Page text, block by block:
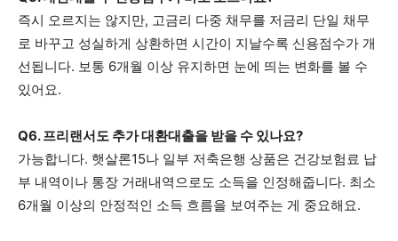
즉시 오르지는 않지만, 고금리 다중 채무를 저금리 단일 채무
로 바꾸고 성실하게 상환하면 시간이 지날수록 신용점수가 개
선됩니다. 보통 6개월 이상 유지하면 눈에 띄는 변화를 볼 수
있어요.
Q6. 프리랜서도 추가 대환대출을 받을 수 있나요?
가능합니다. 햇살론15나 일부 저축은행 상품은 건강보험료 납
부 내역이나 통장 거래내역으로도 소득을 인정해줍니다. 최소
6개월 이상의 안정적인 소득 흐름을 보여주는 게 중요해요.